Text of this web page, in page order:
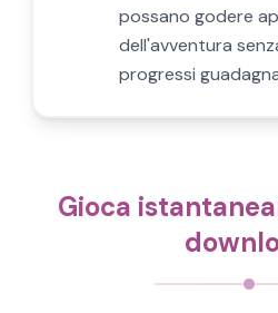
possano godere
dell'avventura
progressi
Gioca